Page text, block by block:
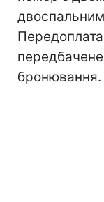
бронювання.